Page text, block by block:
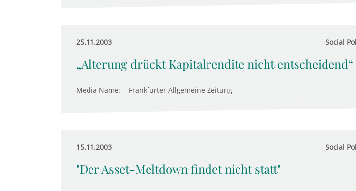
25.11.2003 Social
„Alterung drückt Kapitalrendite nicht entscheidend“
Media Name: Frankfurter Allgemeine Zeitung
15.11.2003 Social
"Der Asset-Meltdown findet nicht statt"